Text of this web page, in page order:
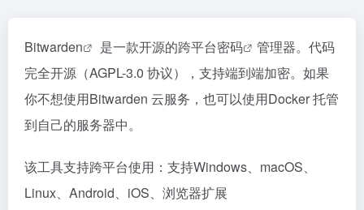
Bitwarden 是一款开源的跨平台密码
管理器。代码
完全开源（AGPL-3.0 协议），支持端到端加密。如果
你不想使用Bitwarden 云服务，也可以使用Docker 托管
到自己的服务器中。
该工具支持跨平台使用：支持Windows、macOS、
Linux、Android、iOS、浏览器扩展